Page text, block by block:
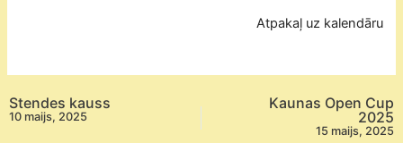
iesācējiem
"Ausekļa
kauss
Atpakaļ uz kalendāru
Stendes kauss
10 maijs, 2025
Kaunas Open Cup
2025
15 maijs, 2025